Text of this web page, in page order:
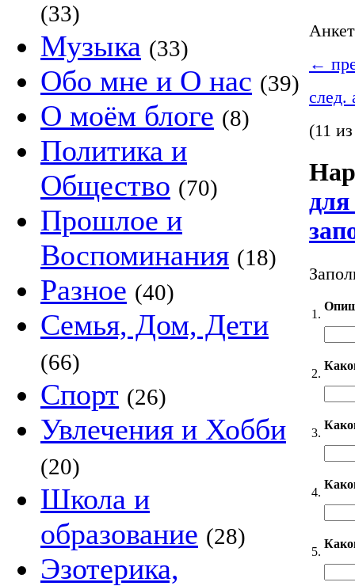
(33)
Музыка (33)
Обо мне и О нас (39)
О моём блоге (8)
Политика и
Общество (70)
Прошлое и
Воспоминания (18)
Разное (40)
Семья, Дом, Дети
(66)
Спорт (26)
Увлечения и Хобби
(20)
Школа и
образование (28)
Эзотерика,
←
след.
(11
1.
2.
3.
4.
5.